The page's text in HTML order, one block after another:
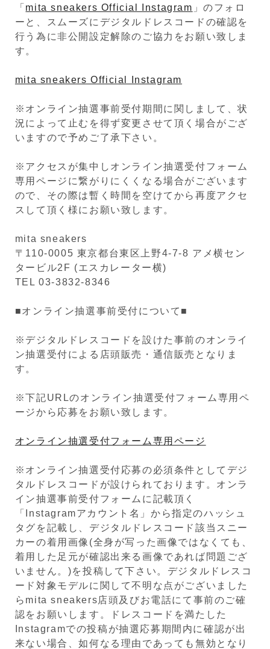
「 mita sneakers Official Instagram 」のフォロ
ーと、スムーズにデジタルドレスコードの確認を
行う為に非公開設定解除のご協力をお願い致しま
す。
mita sneakers Official Instagram
※オンライン抽選事前受付期間に関しまして、状
況によって止むを得ず変更させて頂く場合がござ
いますので予めご了承下さい。
※アクセスが集中しオンライン抽選受付フォーム
専用ページに繋がりにくくなる場合がございます
ので、その際は暫く時間を空けてから再度アクセ
スして頂く様にお願い致します。
mita sneakers
〒110-0005 東京都台東区上野4-7-8 アメ横セン
タービル2F (エスカレーター横)
TEL 03-3832-8346
■オンライン抽選事前受付について■
※デジタルドレスコードを設けた事前のオンライ
ン抽選受付による店頭販売・通信販売となりま
す。
※下記URLのオンライン抽選受付フォーム専用ペ
ージから応募をお願い致します。
オンライン抽選受付フォーム専用ページ
※オンライン抽選受付応募の必須条件としてデジ
タルドレスコードが設けられております。オンラ
イン抽選事前受付フォームに記載頂く
「Instagramアカウント名」から指定のハッシュ
タグを記載し、デジタルドレスコード該当スニー
カーの着用画像(全身が写った画像ではなくても、
着用した足元が確認出来る画像であれば問題ござ
いません。)を投稿して下さい。デジタルドレスコ
ード対象モデルに関して不明な点がございました
らmita sneakers店頭及びお電話にて事前のご確
認をお願いします。ドレスコードを満たした
Instagramでの投稿が抽選応募期間内に確認が出
来ない場合、如何なる理由であっても無効となり